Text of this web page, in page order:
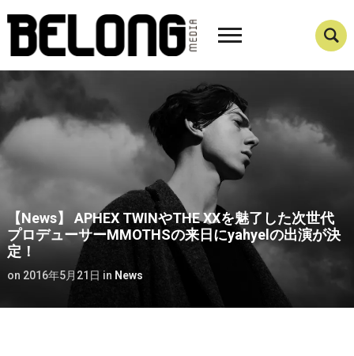
【News】 APHEX TWINやTHE XXを魅了した次世代
プロデューサーMMOTHSの来日にyahyelの出演が決
定！
on 2016年5月21日 in News